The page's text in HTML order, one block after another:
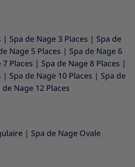
| Spa de Nage 3 Places | Spa de
Nage 5 Places | Spa de Nage 6
7 Places | Spa de Nage 8 Places |
| Spa de Nage 10 Places | Spa de
de Nage 12 Places
| Spa de Nage Ovale